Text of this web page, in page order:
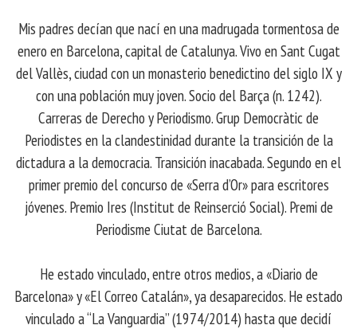
Mis padres decían que nací en una madrugada tormentosa de
enero en Barcelona, ​​capital de Catalunya. Vivo en Sant Cugat
del Vallès, ciudad con un monasterio benedictino del siglo IX y
con una población muy joven. Socio del Barça (n. 1242).
Carreras de Derecho y Periodismo. Grup Democràtic de
Periodistes en la clandestinidad durante la transición de la
dictadura a la democracia. Transición inacabada. Segundo en el
primer premio del concurso de «Serra d’Or» para escritores
jóvenes. Premio Ires (Institut de Reinserció Social). Premi de
Periodisme Ciutat de Barcelona.
He estado vinculado, entre otros medios, a «Diario de
Barcelona» y «El Correo Catalán», ya desaparecidos. He estado
vinculado a “La Vanguardia” (1974/2014) hasta que decidí